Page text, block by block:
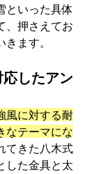
といった具体
、押さえてお
ます。
したアン
風に対する耐
なテーマにな
てきた八木式
した金具と太